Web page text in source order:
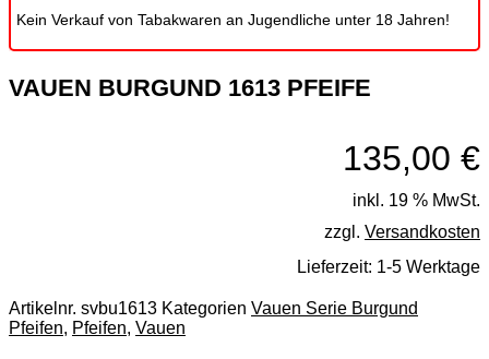
Kein Verkauf von Tabakwaren an Jugendliche unter 18 Jahren!
VAUEN BURGUND 1613 PFEIFE
135,00 €
inkl. 19 % MwSt.
zzgl. Versandkosten
Lieferzeit: 1-5 Werktage
Artikelnr. svbu1613 Kategorien Vauen Serie Burgund
Pfeifen, Pfeifen, Vauen